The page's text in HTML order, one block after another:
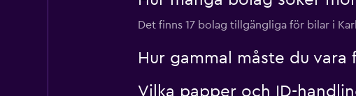
keddy by Europcar
1 plats
Det finns 17 bolag tillgängliga för bilar i
Hur gammal måste du
Vilka papper och ID-